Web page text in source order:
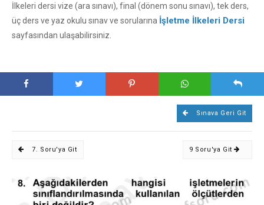
İlkeleri dersi vize (ara sınavı), final (dönem sonu sınavı), tek ders,
üç ders ve yaz okulu sınav ve sorularına İşletme İlkeleri Dersi
sayfasından ulaşabilirsiniz.
Sınava Geri Git
7. Soru'ya Git 9 Soru'ya Git